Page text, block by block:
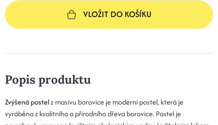
VLOŽIT DO KOŠÍKU
Popis produktu
Zvýšená postelz masivu borovice je moderní postel, která je
vyráběna z kvalitního a přírodního dřeva borovice. Postel je